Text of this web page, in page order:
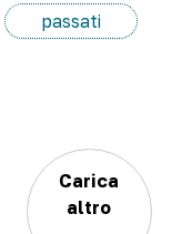
passati
Carica
altro